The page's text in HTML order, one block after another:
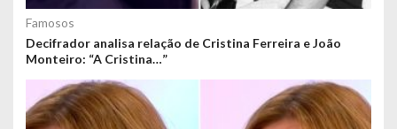
Famosos
Decifrador analisa relação de Cristina Ferreira e João
Monteiro: “A Cristina…”